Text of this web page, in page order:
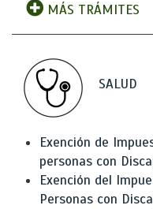
MÁS TRÁMITES
SALUD
Exención de
personas con
Exención del
Personas con